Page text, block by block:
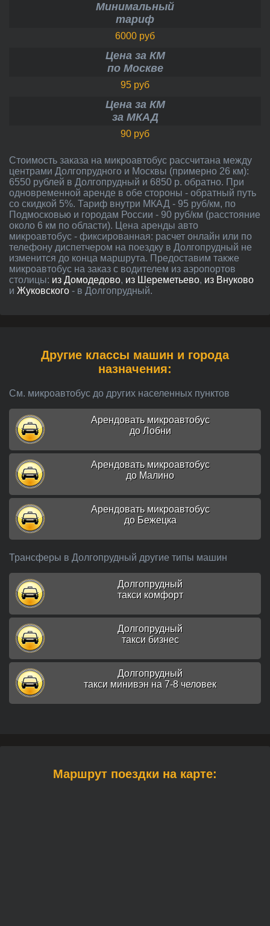
Минимальный
тариф
6000 руб
Цена за КМ
по Москве
95 руб
Цена за КМ
за МКАД
90 руб
Стоимость заказа на микроавтобус рассчитана между
центрами Долгопрудного и Москвы (примерно 26 км):
6550 рублей в Долгопрудный и 6850 р. обратно. При
одновременной аренде в обе стороны - обратный путь
со скидкой 5%. Тариф внутри МКАД - 95 руб/км, по
Подмосковью и городам России - 90 руб/км (расстояние
около 6 км по области). Цена аренды авто
микроавтобус - фиксированная: расчет онлайн или по
телефону диспетчером на поездку в Долгопрудный не
изменится до конца маршрута. Предоставим также
микроавтобус на заказ с водителем из аэропортов
столицы: из Домодедово, из Шереметьево, из Внуково
и Жуковского - в Долгопрудный.
Другие классы машин и города
назначения:
См. микроавтобус до других населенных пунктов
Арендовать микроавтобус
до Лобни
Арендовать микроавтобус
до Малино
Арендовать микроавтобус
до Бежецка
Трансферы в Долгопрудный другие типы машин
Долгопрудный
такси комфорт
Долгопрудный
такси бизнес
Долгопрудный
такси минивэн на 7-8 человек
Маршрут поездки на карте: